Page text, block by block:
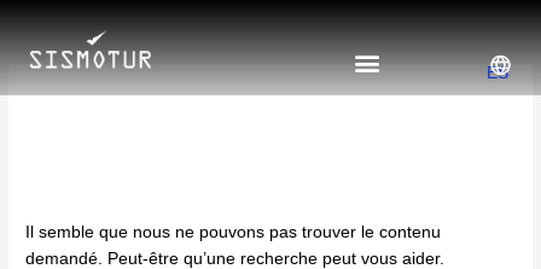
contenu
ES
Il semble que nous ne pouvons pas trouver le contenu
demandé. Peut-être qu’une recherche peut vous aider.